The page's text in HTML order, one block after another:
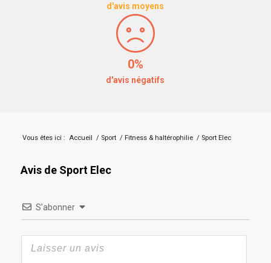
d'avis moyens
0%
d'avis négatifs
Vous êtes ici : Accueil / Sport / Fitness & haltérophilie / Sport Elec
Avis de Sport Elec
S’abonner